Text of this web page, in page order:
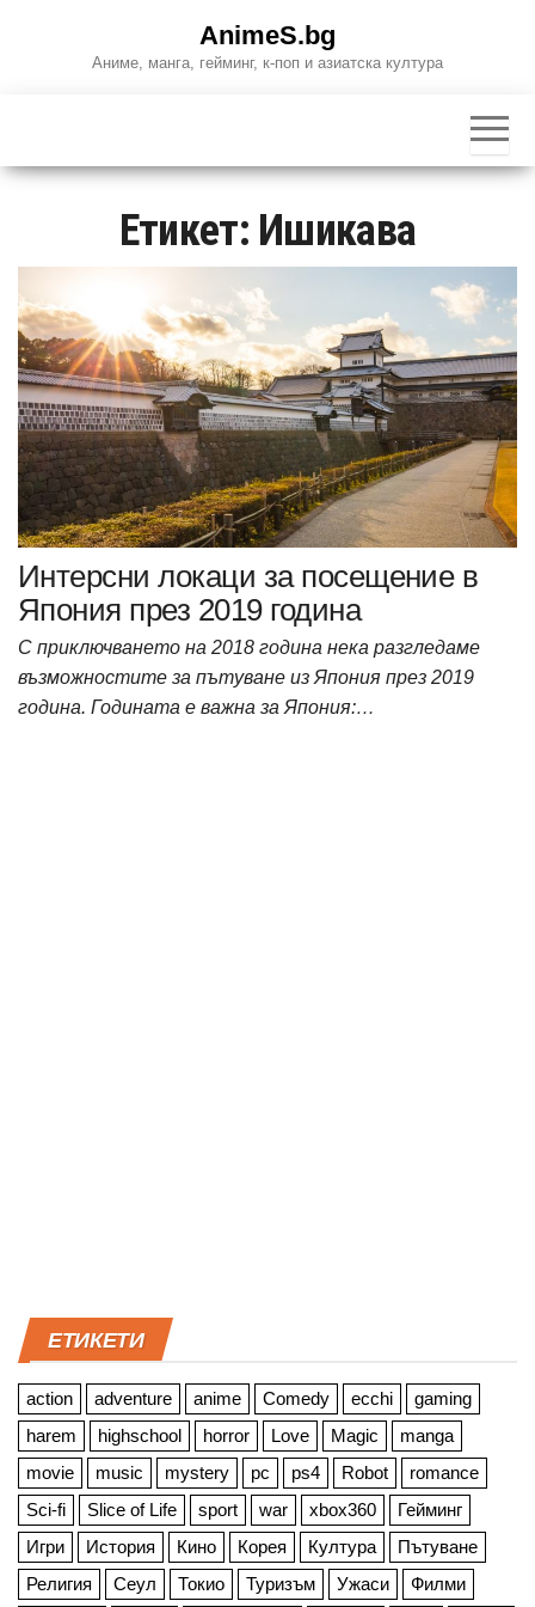
AnimeS.bg
Аниме, манга, гейминг, к-поп и азиатска култура
Етикет: Ишикава
Интерсни локаци за посещение в
Япония през 2019 година
С приключването на 2018 година нека разгледаме
възможностите за пътуване из Япония през 2019
година. Годината е важна за Япония:…
ЕТИКЕТИ
action adventure anime Comedy ecchi
gaming
harem
highschool horror Love Magic
manga
movie
music mystery pc ps4 Robot
romance
Sci-fi
Slice of Life sport war xbox360
Гейминг
Игри
История Кино Корея Култура
Пътуване
Религия
Сеул Токио Туризъм Ужаси Филми